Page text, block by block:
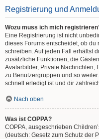
Registrierung und
Wozu muss ich mich
Eine Registrierung ist nicht
dieses Forums entscheidet, ob du
schreiben. Auf jeden Fall erhältst
zusätzliche Funktionen, die
Avatarbilder, Private Nachrichten,
zu Benutzergruppen und so
schnell erledigt ist und dir
Nach oben
Was ist COPPA?
COPPA, ausgeschrieben
(deutsch: Gesetz zum Schutz der